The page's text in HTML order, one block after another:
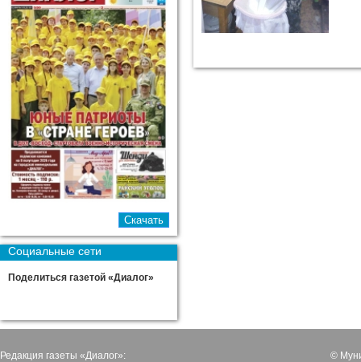
Социальные сети
Поделиться газетой «Диалог»
Редакция газеты «Диалог»:
©